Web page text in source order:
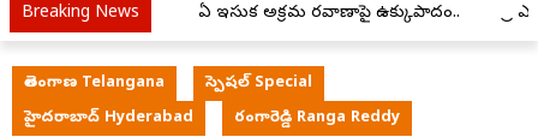
Breaking News ఏపీ ఇసుక అక్రమ రవాణాపై ఉక్కుపాదం.. ప్రీ
తెలంగాణ Telangana
స్పెషల్ Special
హైదరాబాద్ Hyderabad
రంగారెడ్డి Ranga Reddy